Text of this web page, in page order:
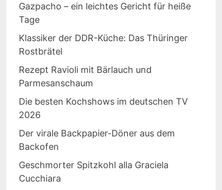
Gazpacho – ein leichtes Gericht für heiße
Tage
Klassiker der DDR-Küche: Das Thüringer
Rostbrätel
Rezept Ravioli mit Bärlauch und
Parmesanschaum
Die besten Kochshows im deutschen TV
2026
Der virale Backpapier-Döner aus dem
Backofen
Geschmorter Spitzkohl alla Graciela
Cucchiara